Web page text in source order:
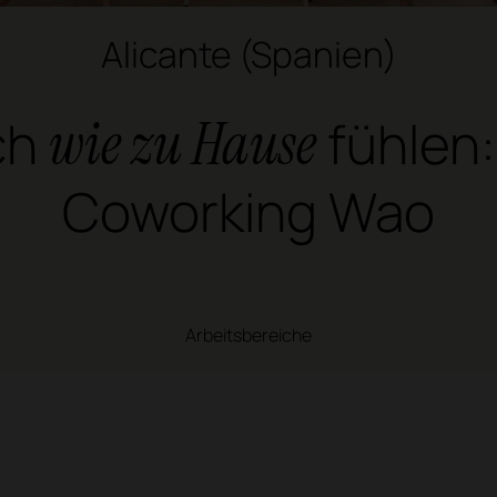
Alicante (Spanien)
wie zu Hause
Coworking Wao
Arbeitsbereiche